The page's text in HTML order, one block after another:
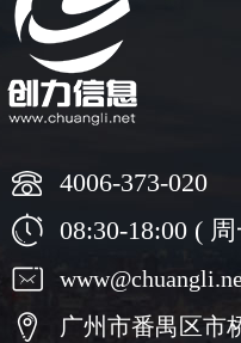
4006-373-020
08:30-18:00 (
广州市番禺区市